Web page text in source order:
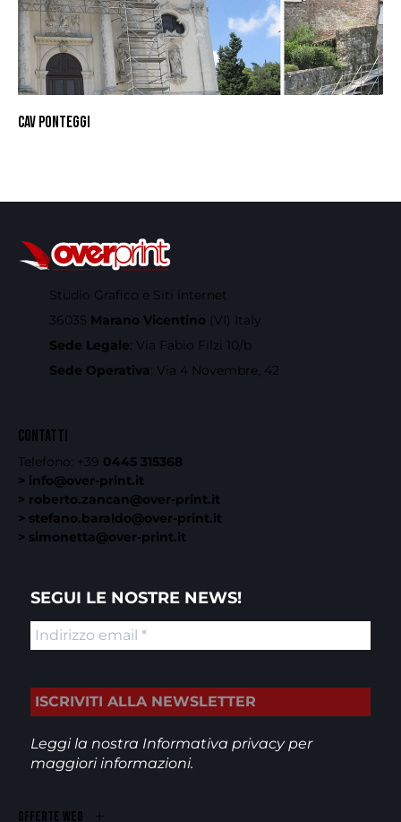
CAV PONTEGGI
Studio Grafico e Siti internet
36035 Marano Vicentino (VI) Italy
Sede Legale: Via Fabio Filzi 10/b
Sede Operativa: Via 4 Novembre, 42
CONTATTI
Telefono: +39 0445 315368
> info@over-print.it
> roberto.zancan@over-print.it
> stefano.baraldo@over-print.it
> simonetta@over-print.it
SEGUI LE NOSTRE NEWS!
Leggi la nostra Informativa privacyper
maggiori informazioni.
OFFERTE WEB